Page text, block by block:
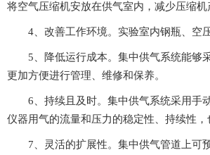
将空气压缩机安放在供气室内，减少压缩机
4、改善工作环境。实验室内钢瓶
5、降低运行成本。集中供气系统能够
更加方便进行管理、维修和保养。
6、持续且及时。集中供气系统采用手
仪器用气的流量和压力的稳定性、持续性
7、灵活的扩展性。集中供气管道上可